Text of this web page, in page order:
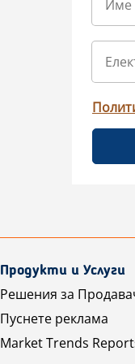
Продукти и Услуги
Решения за
Пуснете реклама
Market Trends